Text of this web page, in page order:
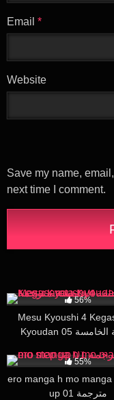
Email *
Website
Save my name,
next time I comment.
56%
Mesu Kyoushi 4
Kyoudan 05 الحلقة الخامسة
55%
ero manga h mo
up 01 مترجمة